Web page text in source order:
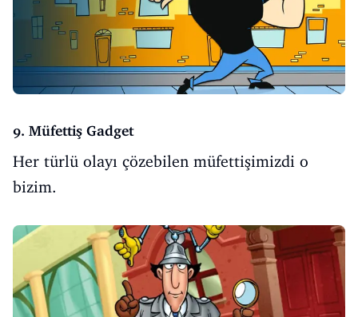
9. Müfettiş Gadget
Her türlü olayı çözebilen müfettişimizdi o
bizim.